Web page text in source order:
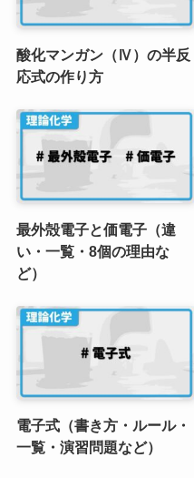
酸化マンガン（Ⅳ）の半反
応式の作り方
最外殻電子と価電子（違
い・一覧・8個の理由な
ど）
電子式（書き方・ルール・
一覧・演習問題など）